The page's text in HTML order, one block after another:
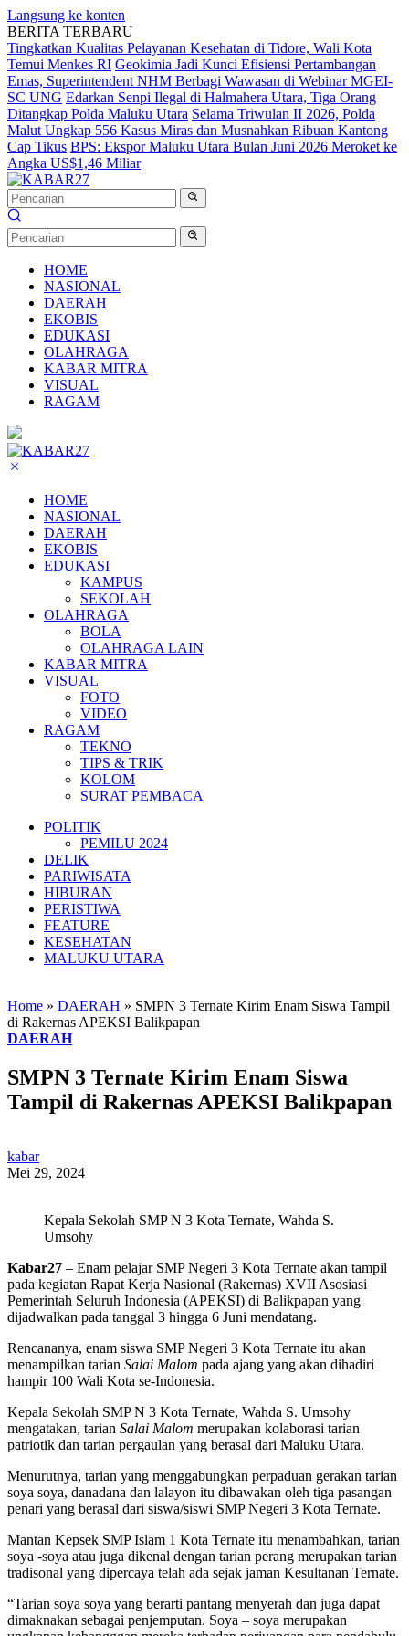
Langsung ke konten
BERITA TERBARU
Tingkatkan Kualitas Pelayanan Kesehatan di Tidore, Wali Kota
Temui Menkes RI Geokimia Jadi Kunci Efisiensi Pertambangan
Emas, Superintendent NHM Berbagi Wawasan di Webinar MGEI-
SC UNG Edarkan Senpi Ilegal di Halmahera Utara, Tiga Orang
Ditangkap Polda Maluku Utara Selama Triwulan II 2026, Polda
Malut Ungkap 556 Kasus Miras dan Musnahkan Ribuan Kantong
Cap Tikus BPS: Ekspor Maluku Utara Bulan Juni 2026 Meroket ke
Angka US$1,46 Miliar
HOME
NASIONAL
DAERAH
EKOBIS
EDUKASI
OLAHRAGA
KABAR MITRA
VISUAL
RAGAM
HOME
NASIONAL
DAERAH
EKOBIS
EDUKASI
KAMPUS
SEKOLAH
OLAHRAGA
BOLA
OLAHRAGA LAIN
KABAR MITRA
VISUAL
FOTO
VIDEO
RAGAM
TEKNO
TIPS & TRIK
KOLOM
SURAT PEMBACA
POLITIK
PEMILU 2024
DELIK
PARIWISATA
HIBURAN
PERISTIWA
FEATURE
KESEHATAN
MALUKU UTARA
Home » DAERAH » SMPN 3 Ternate Kirim Enam Siswa Tampil
di Rakernas APEKSI Balikpapan
DAERAH
SMPN 3 Ternate Kirim Enam Siswa
Tampil di Rakernas APEKSI Balikpapan
kabar
Mei 29, 2024
Kepala Sekolah SMP N 3 Kota Ternate, Wahda S.
Umsohy
Kabar27 – Enam pelajar SMP Negeri 3 Kota Ternate akan tampil
pada kegiatan Rapat Kerja Nasional (Rakernas) XVII Asosiasi
Pemerintah Seluruh Indonesia (APEKSI) di Balikpapan yang
dijadwalkan pada tanggal 3 hingga 6 Juni mendatang.
Rencananya, enam siswa SMP Negeri 3 Kota Ternate itu akan
menampilkan tarian Salai Malom pada ajang yang akan dihadiri
hampir 100 Wali Kota se-Indonesia.
Kepala Sekolah SMP N 3 Kota Ternate, Wahda S. Umsohy
mengatakan, tarian Salai Malom merupakan kolaborasi tarian
patriotik dan tarian pergaulan yang berasal dari Maluku Utara.
Menurutnya, tarian yang menggabungkan perpaduan gerakan tarian
soya soya, danadana dan lalayon itu dibawakan oleh tiga pasangan
penari yang berasal dari siswa/siswi SMP Negeri 3 Kota Ternate.
Mantan Kepsek SMP Islam 1 Kota Ternate itu menambahkan, tarian
soya -soya atau juga dikenal dengan tarian perang merupakan tarian
tradisonal yang dipercaya telah ada sejak jaman Kesultanan Ternate.
“Tarian soya soya yang berarti pantang menyerah dan juga dapat
dimaknakan sebagai penjemputan. Soya – soya merupakan